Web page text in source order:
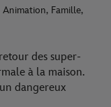
Famille,
des super-
à la maison.
dangereux